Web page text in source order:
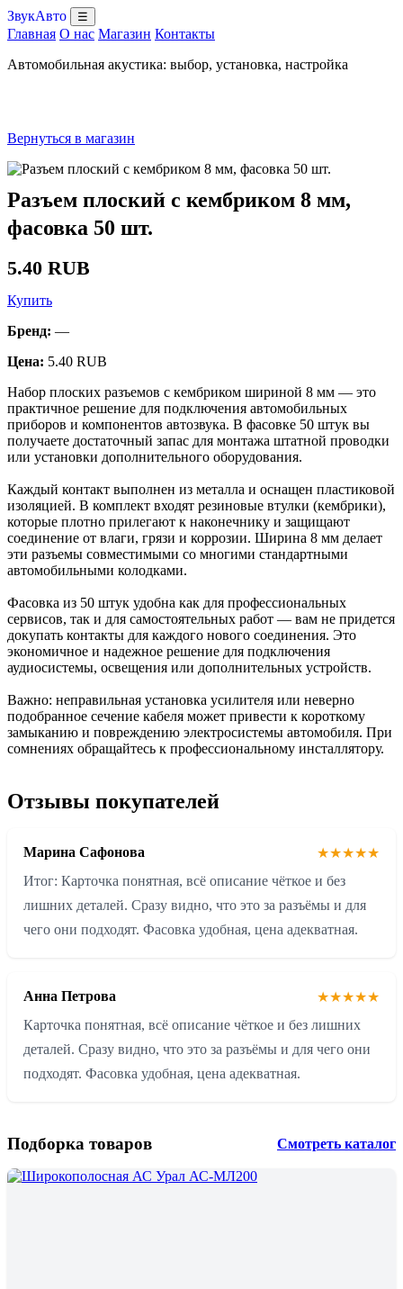
ЗвукАвто ☰
Главная О нас Магазин Контакты
Автомобильная акустика: выбор, установка, настройка
Вернуться в магазин
Разъем плоский с кембриком 8 мм,
фасовка 50 шт.
5.40 RUB
Купить
Бренд: —
Цена: 5.40 RUB
Набор плоских разъемов с кембриком шириной 8 мм — это
практичное решение для подключения автомобильных
приборов и компонентов автозвука. В фасовке 50 штук вы
получаете достаточный запас для монтажа штатной проводки
или установки дополнительного оборудования.
Каждый контакт выполнен из металла и оснащен пластиковой
изоляцией. В комплект входят резиновые втулки (кембрики),
которые плотно прилегают к наконечнику и защищают
соединение от влаги, грязи и коррозии. Ширина 8 мм делает
эти разъемы совместимыми со многими стандартными
автомобильными колодками.
Фасовка из 50 штук удобна как для профессиональных
сервисов, так и для самостоятельных работ — вам не придется
докупать контакты для каждого нового соединения. Это
экономичное и надежное решение для подключения
аудиосистемы, освещения или дополнительных устройств.
Важно: неправильная установка усилителя или неверно
подобранное сечение кабеля может привести к короткому
замыканию и повреждению электросистемы автомобиля. При
сомнениях обращайтесь к профессиональному инсталлятору.
Отзывы покупателей
Марина Сафонова
★★★★★
Итог: Карточка понятная, всё описание чёткое и без
лишних деталей. Сразу видно, что это за разъёмы и для
чего они подходят. Фасовка удобная, цена адекватная.
Анна Петрова
★★★★★
Карточка понятная, всё описание чёткое и без лишних
деталей. Сразу видно, что это за разъёмы и для чего они
подходят. Фасовка удобная, цена адекватная.
Подборка товаров Смотреть каталог